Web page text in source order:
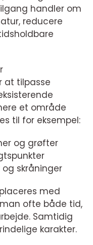
handler om
reducere
at tilpasse
et område
til for eksempel:
og grøfter
skråninger
med
ofte både tid,
Samtidig
karakter.